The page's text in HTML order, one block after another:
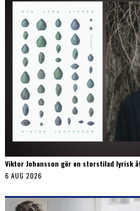
Viktor Johansson gör en storstilad lyrisk
6 AUG 2026